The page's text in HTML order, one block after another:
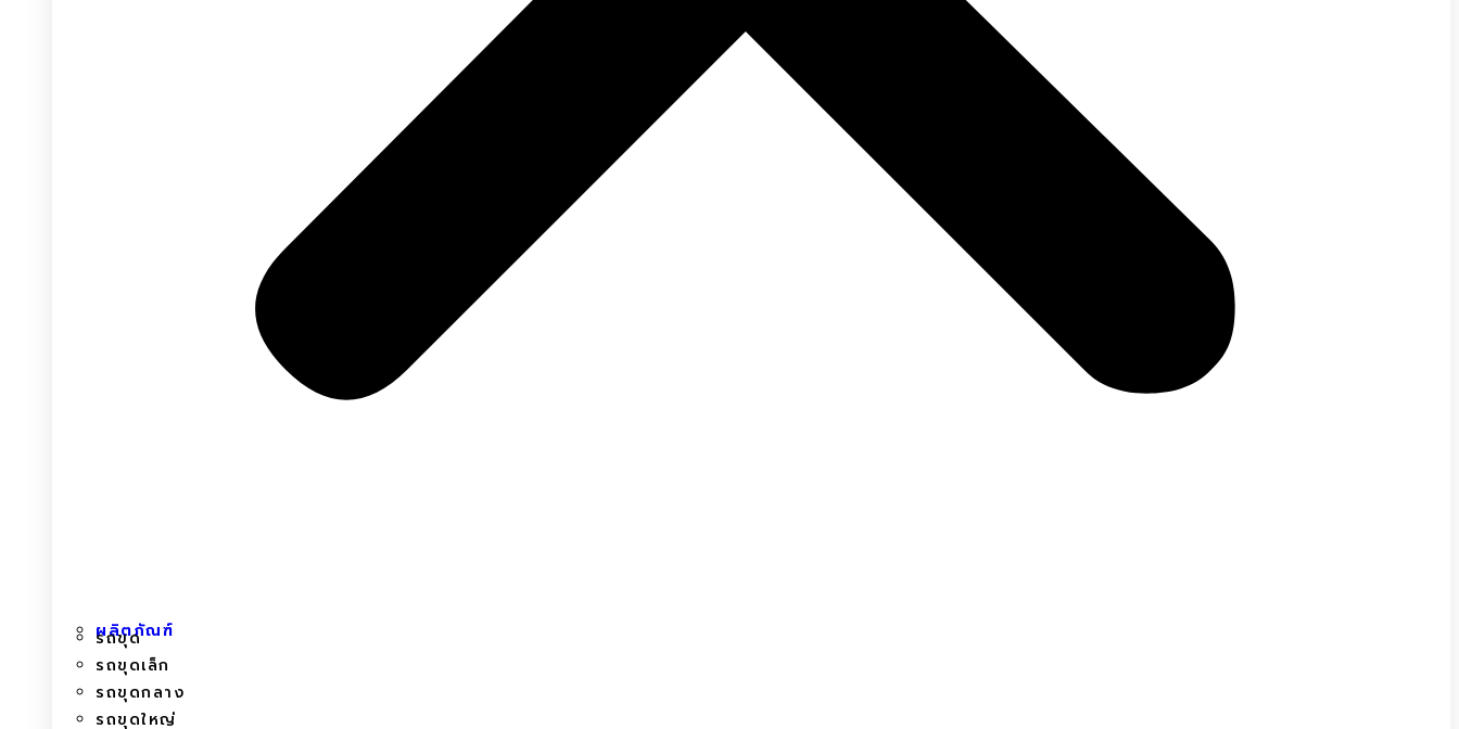
ผลิตภัณฑ์
รถขุด
รถขุดเล็ก
รถขุดกลาง
รถขุดใหญ่